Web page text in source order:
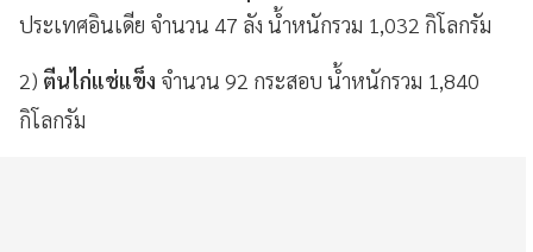
ประเทศอินเดีย จำนวน 47 ลัง น้ำหนักรวม 1,032 กิโลกรัม
2) ตีนไก่แช่แข็ง จำนวน 92 กระสอบ น้ำหนักรวม 1,840
กิโลกรัม